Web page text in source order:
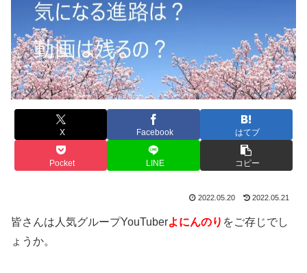
X Facebook はてブ
Pocket LINE コピー
2022.05.20 2022.05.21
皆さんは人気グループYouTuberよにんのり をご存じでし
ょうか。